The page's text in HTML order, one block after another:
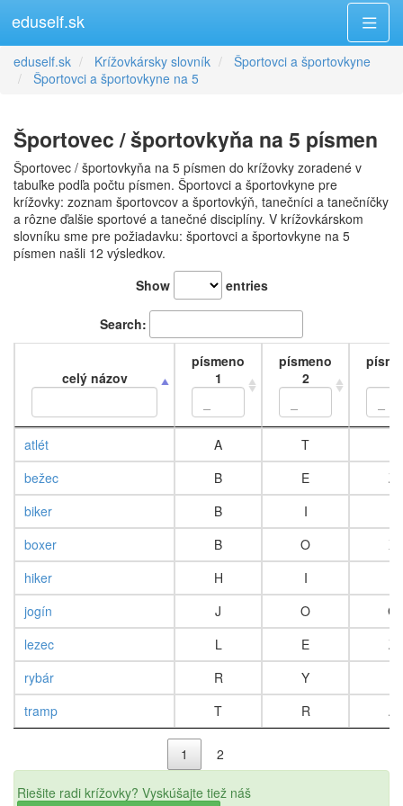
eduself.sk
eduself.sk Krížovkársky slovník
Športovci a športovkyne
Športovci a športovkyne na 5
Športovec / športovkyňa na 5 písmen
Športovec / športovkyňa na 5 písmen do krížovky zoradené v
tabuľke podľa počtu písmen. Športovci a športovkyne pre
krížovky: zoznam športovcov a športovkýň, tanečníci a tanečníčky
a rôzne ďalšie sportové a tanečné disciplíny. V krížovkárskom
slovníku sme pre požiadavku: športovci a športovkyne na 5
písmen našli 12 výsledkov.
Show
entries
Search:
celý názov
písmeno
1
písmeno
2
písmeno
1
písmeno
2
atlét A T
bežec
B E
Z
biker
B I
boxer
B O
X
hiker
H I
jogín
J O
G
lezec
L E
Z
rybár
R Y
tramp
T R A
1 2
Riešite radi krížovky? Vyskúšajte tiež náš